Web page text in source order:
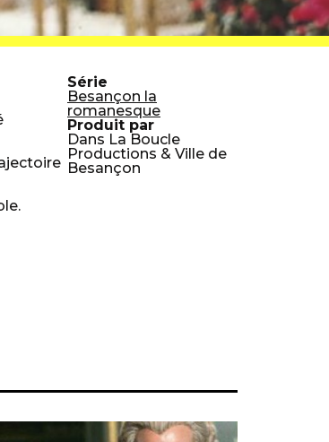
Série
Besançon la
romanesque
Produit par
Dans La Boucle
Productions & Ville de
Besançon